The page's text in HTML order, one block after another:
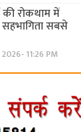
की रोकथाम में
सबसे
11:26 PM